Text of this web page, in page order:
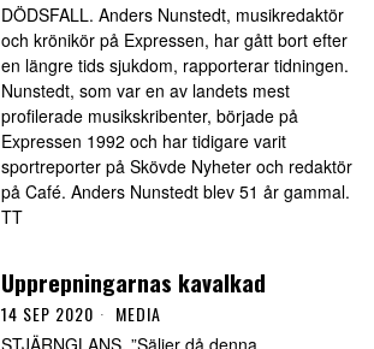
DÖDSFALL. Anders Nunstedt, musikredaktör
och krönikör på Expressen, har gått bort efter
en längre tids sjukdom, rapporterar tidningen.
Nunstedt, som var en av landets mest
profilerade musikskribenter, började på
Expressen 1992 och har tidigare varit
sportreporter på Skövde Nyheter och redaktör
på Café. Anders Nunstedt blev 51 år gammal.
TT
Upprepningarnas kavalkad
14 SEP 2020 MEDIA
STJÄRNGLANS. ”Säljer då denna